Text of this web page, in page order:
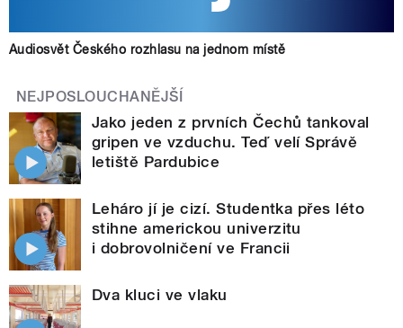
Audiosvět Českého rozhlasu na jednom místě
NEJPOSLOUCHANĚJŠÍ
Jako jeden z prvních Čechů tankoval
gripen ve vzduchu. Teď velí Správě
letiště Pardubice
Leháro jí je cizí. Studentka přes léto
stihne americkou univerzitu
i dobrovolničení ve Francii
Dva kluci ve vlaku